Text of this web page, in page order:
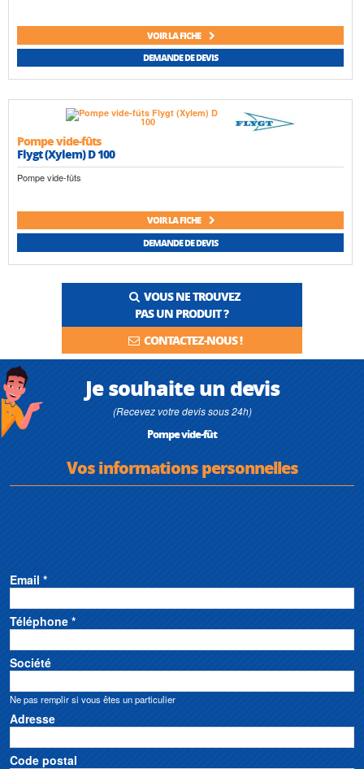
VOIR LA FICHE
DEMANDE DE DEVIS
Pompe vide-fûts
Flygt (Xylem) D 100
Pompe vide-fûts
VOIR LA FICHE
DEMANDE DE DEVIS
VOUS NE TROUVEZ
PAS UN PRODUIT ?
CONTACTEZ-NOUS !
Je souhaite un devis
(Recevez votre devis sous 24h)
Pompe vide-fût
Vos informations personnelles
Email *
Téléphone *
Société
Ne pas remplir si vous êtes un particulier
Adresse
Code postal